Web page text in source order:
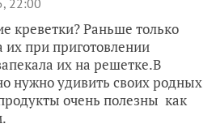
креветки? Раньше только
их при приготовлении
их на решетке.В
нужно удивить своих родных
очень полезны как